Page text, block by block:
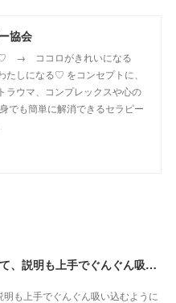
協会
♡ → ココロがきれいになる
になる♡ をコンセプトに、
ラウマ、コンプレックスや心の
でも簡単に解消できるセラピー
とてもわかりやすくまとまっていて、説明も上手でぐんぐん吸い込むように入ってきました（東京都・山田かおるさん）
も上手でぐんぐん吸い込むように